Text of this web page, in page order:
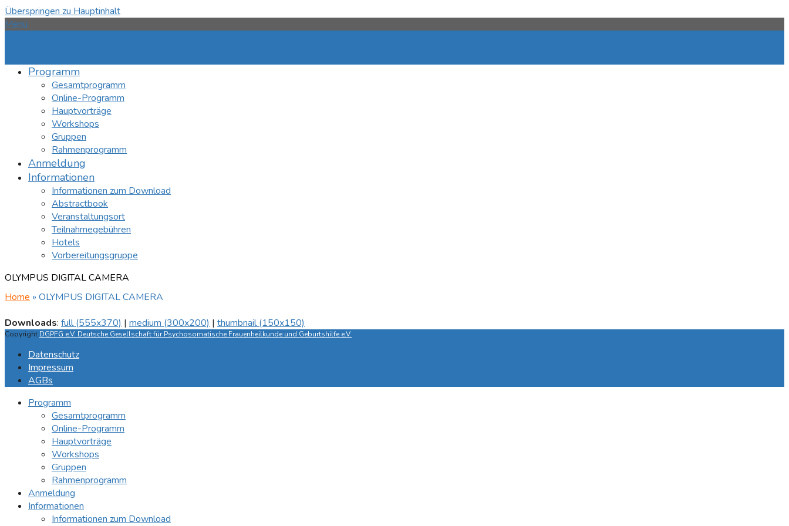
Überspringen zu Hauptinhalt
Menü
Programm
Gesamtprogramm
Online-Programm
Hauptvorträge
Workshops
Gruppen
Rahmenprogramm
Anmeldung
Informationen
Informationen zum Download
Abstractbook
Veranstaltungsort
Teilnahmegebühren
Hotels
Vorbereitungsgruppe
OLYMPUS DIGITAL CAMERA
Home » OLYMPUS DIGITAL CAMERA
Downloads: full (555x370) | medium (300x200) | thumbnail (150x150)
Copyright DGPFG e.V. Deutsche Gesellschaft für Psychosomatische Frauenheilkunde und Geburtshilfe e.V.
Datenschutz
Impressum
AGBs
Programm
Gesamtprogramm
Online-Programm
Hauptvorträge
Workshops
Gruppen
Rahmenprogramm
Anmeldung
Informationen
Informationen zum Download